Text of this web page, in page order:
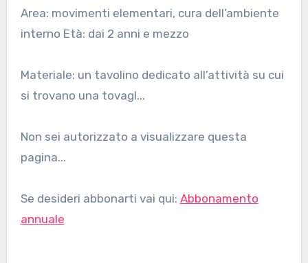
Area: movimenti elementari, cura dell’ambiente
interno Età: dai 2 anni e mezzo
Materiale: un tavolino dedicato all’attività su cui
si trovano una tovagl...
Non sei autorizzato a visualizzare questa
pagina...
Se desideri abbonarti vai qui: Abbonamento
annuale